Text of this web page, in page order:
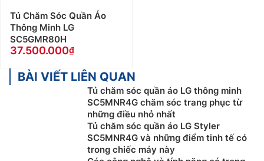
Tủ Chăm Sóc Quần Áo
Thông Minh LG
SC5GMR80H
37.500.000
BÀI VIẾT LIÊN QUAN
Tủ chăm sóc quần áo LG thông minh
SC5MNR4G chăm sóc trang phục từ
những điều nhỏ nhất
Tủ chăm sóc quần áo LG Styler
SC5MNR4G và những điểm tinh tế có
trong chiếc máy này